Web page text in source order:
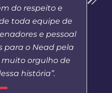
do respeito e
toda equipe de
e pessoal
para o Nead pela
orgulho de
história”.